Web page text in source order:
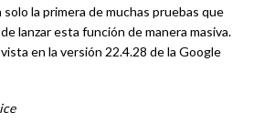
la primera de muchas pruebas que
lanzar esta función de manera masiva.
en la versión 22.4.28 de la Google